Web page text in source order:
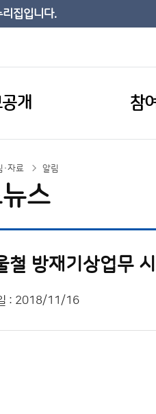
집입니다.
개 참
·자료 알림
스
철 방재기상업무
: 2018/11/16